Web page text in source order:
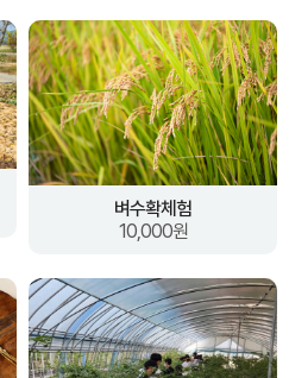
벼수확체험
10,000원